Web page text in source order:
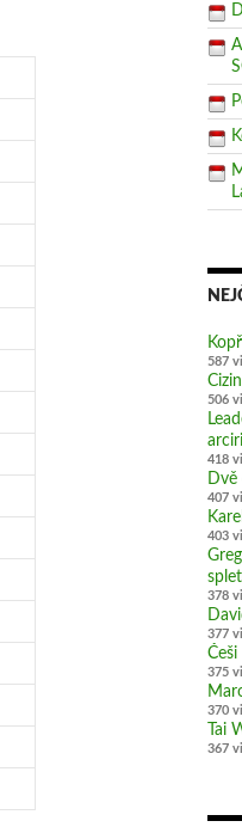
587
506
418
Dvě
407
403
378
377
375
370
Tai
367